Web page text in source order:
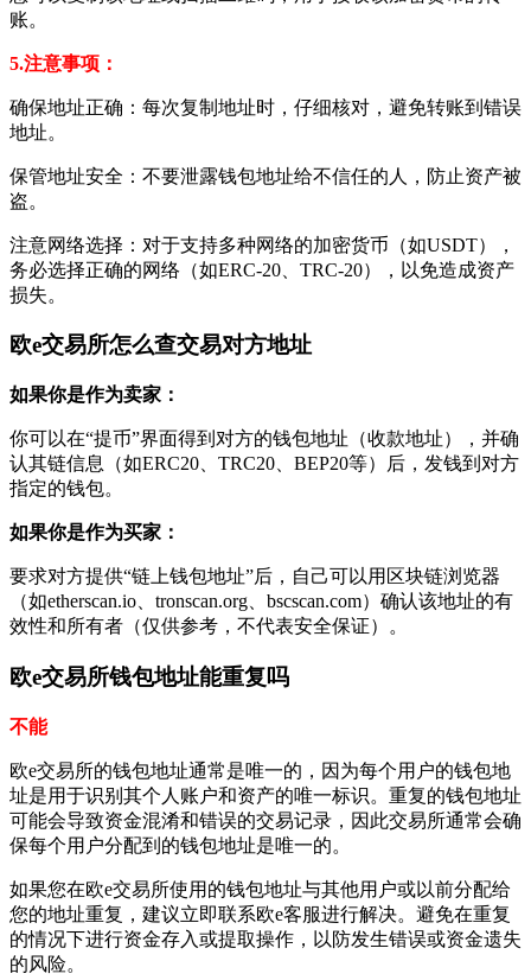
账。
5.注意事项：
确保地址正确：每次复制地址时，仔细核对，避免转账到错误
地址。
保管地址安全：不要泄露钱包地址给不信任的人，防止资产被
盗。
注意网络选择：对于支持多种网络的加密货币（如USDT），
务必选择正确的网络（如ERC-20、TRC-20），以免造成资产
损失。
欧e交易所怎么查交易对方地址
如果你是作为卖家：
你可以在“提币”界面得到对方的钱包地址（收款地址），并确
认其链信息（如ERC20、TRC20、BEP20等）后，发钱到对方
指定的钱包。
如果你是作为买家：
要求对方提供“链上钱包地址”后，自己可以用区块链浏览器
（如etherscan.io、tronscan.org、bscscan.com）确认该地址的有
效性和所有者（仅供参考，不代表安全保证）。
欧e交易所钱包地址能重复吗
不能
欧e交易所的钱包地址通常是唯一的，因为每个用户的钱包地
址是用于识别其个人账户和资产的唯一标识。重复的钱包地址
可能会导致资金混淆和错误的交易记录，因此交易所通常会确
保每个用户分配到的钱包地址是唯一的。
如果您在欧e交易所使用的钱包地址与其他用户或以前分配给
您的地址重复，建议立即联系欧e客服进行解决。避免在重复
的情况下进行资金存入或提取操作，以防发生错误或资金遗失
的风险。